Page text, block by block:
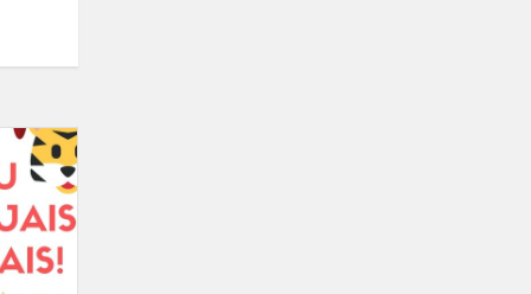
Šventiniai
sveikinimai
jums